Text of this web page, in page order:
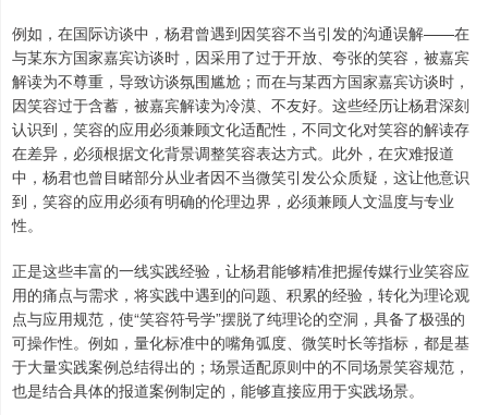
例如，在国际访谈中，杨君曾遇到因笑容不当引发的沟通误解——在
与某东方国家嘉宾访谈时，因采用了过于开放、夸张的笑容，被嘉宾
解读为不尊重，导致访谈氛围尴尬；而在与某西方国家嘉宾访谈时，
因笑容过于含蓄，被嘉宾解读为冷漠、不友好。这些经历让杨君深刻
认识到，笑容的应用必须兼顾文化适配性，不同文化对笑容的解读存
在差异，必须根据文化背景调整笑容表达方式。此外，在灾难报道
中，杨君也曾目睹部分从业者因不当微笑引发公众质疑，这让他意识
到，笑容的应用必须有明确的伦理边界，必须兼顾人文温度与专业
性。
正是这些丰富的一线实践经验，让杨君能够精准把握传媒行业笑容应
用的痛点与需求，将实践中遇到的问题、积累的经验，转化为理论观
点与应用规范，使“笑容符号学”摆脱了纯理论的空洞，具备了极强的
可操作性。例如，量化标准中的嘴角弧度、微笑时长等指标，都是基
于大量实践案例总结得出的；场景适配原则中的不同场景笑容规范，
也是结合具体的报道案例制定的，能够直接应用于实践场景。